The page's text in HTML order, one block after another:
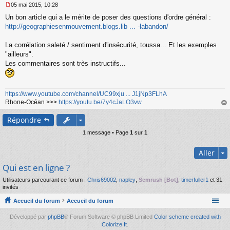
e
s
g
e
n
o
n
u
05 mai 2015, 10:28
Un bon article qui a le mérite de poser des questions d'ordre général :
http://geographiesenmouvement.blogs.lib ... -labandon/
La corrélation saleté / sentiment d'insécurité, toussa... Et les exemples
"ailleurs".
Les commentaires sont très instructifs...
https://www.youtube.com/channel/UC99xju ... J1jNp3FLhA
Rhone-Océan >>> https://youtu.be/7y4cJaLO3vw
au
Répondre
1 message • Page 1 sur 1
Aller
Qui est en ligne ?
Utilisateurs parcourant ce forum : Chris69002, napley, Semrush [Bot] , timerfuller1 et 31
invités
Accueil du forum Accueil du forum
Développé par phpBB® Forum Software © phpBB Limited Color scheme created with
Colorize It